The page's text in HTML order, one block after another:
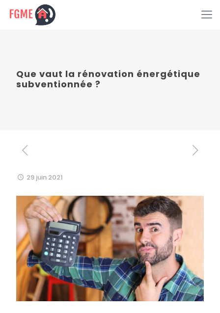
Que vaut la rénovation énergétique
subventionnée ?
29 juin 2021